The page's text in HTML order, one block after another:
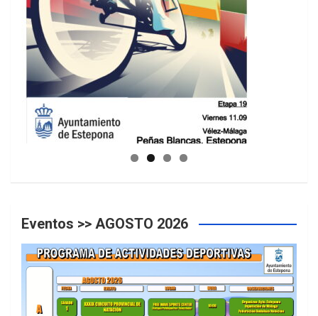
GUIA DE INSTALACIONES DEPORTIVAS
Eventos >> AGOSTO 2026